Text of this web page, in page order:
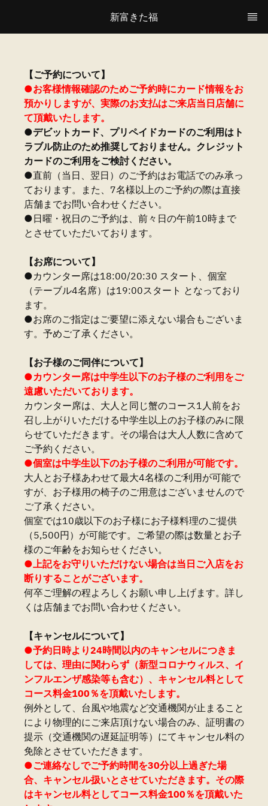
新富きた福
【ご予約について】
●お客様情報確認のためご予約時にカード情報をお
預かりしますが、実際のお支払はご来店当日店舗に
て頂戴いたします。
●デビットカード、プリペイドカードのご利用はト
ラブル防止のため推奨しておりません。クレジット
カードのご利用をご検討ください。
●直前（当日、翌日）のご予約はお電話でのみ承っ
ております。また、7名様以上のご予約の際は直接
店舗までお問い合わせください。
●日曜・祝日のご予約は、前々日の午前10時まで
とさせていただいております。
【お席について】
●カウンター席は18:00/20:30 スタート、個室
（テーブル4名席）は19:00スタート となっており
ます。
●お席のご指定はご要望に添えない場合もございま
す。予めご了承ください。
【お子様のご同伴について】
●カウンター席は中学生以下のお子様のご利用をご
遠慮いただいております。
カウンター席は、大人と同じ蟹のコース1人前をお
召し上がりいただける中学生以上のお子様のみに限
らせていただきます。その場合は大人人数に含めて
ご予約ください。
●個室は中学生以下のお子様のご利用が可能です。
大人とお子様あわせて最大4名様のご利用が可能で
すが、お子様用の椅子のご用意はございませんので
ご了承ください。
個室では10歳以下のお子様にお子様料理のご提供
（5,500円）が可能です。ご希望の際は数量とお子
様のご年齢をお知らせください。
●上記をお守りいただけない場合は当日ご入店をお
断りすることがございます。
何卒ご理解の程よろしくお願い申し上げます。詳し
くは店舗までお問い合わせください。
【キャンセルについて】
●予約日時より24時間以内のキャンセルにつきま
しては、理由に関わらず（新型コロナウィルス、イ
ンフルエンザ感染等も含む）、キャンセル料として
コース料金100％を頂戴いたします。
例外として、台風や地震など交通機関が止まること
により物理的にご来店頂けない場合のみ、証明書の
提示（交通機関の遅延証明等）にてキャンセル料の
免除とさせていただきます。
●ご連絡なしでご予約時間を30分以上過ぎた場
合、キャンセル扱いとさせていただきます。その際
はキャンセル料としてコース料金100％を頂戴いた